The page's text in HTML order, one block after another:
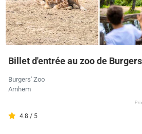
Billet d'entrée au zoo de Burgers
Burgers' Zoo
Arnhem
4.8 / 5